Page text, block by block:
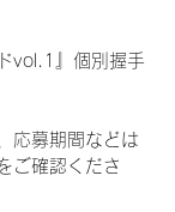
vol.1』個別握手
応募期間などは
ご確認くださ